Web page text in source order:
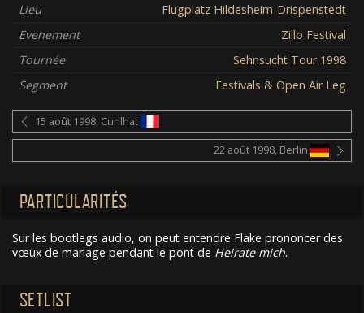
Lieu
Flugplatz Hildesheim-Drispenstedt
Evenement
Zillo Festival
Tournée
Sehnsucht Tour 1998
Segment
Festivals & Open Air Leg
15 août 1998, Cunlhat
22 août 1998, Berlin
PARTICULARITÉS
Sur les bootlegs audio, on peut entendre Flake prononcer des
vœux de mariage pendant le pont de Heirate mich.
SETLIST